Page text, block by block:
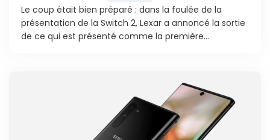
Le coup était bien préparé : dans la foulée de la
présentation de la Switch 2, Lexar a annoncé la sortie
de ce qui est présenté comme la première...